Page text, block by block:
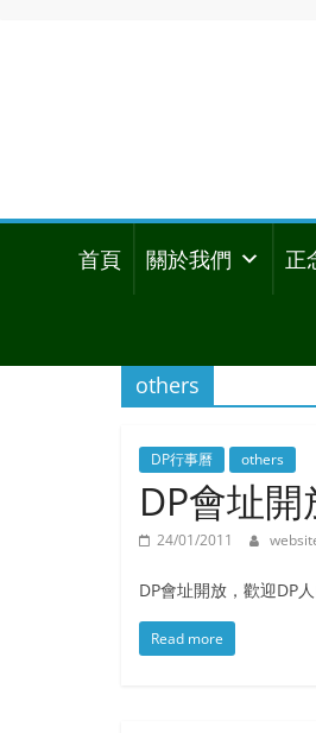
首頁 關於我們 正
others
DP行事曆 others
DP會址開
24/01/2011
DP會址開放，歡迎DP人
Read more